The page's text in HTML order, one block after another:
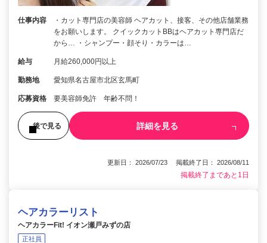
仕事内容
・カット専門店の美容師 ヘアカット、接客、その他店舗業務
をお願いします。 クイックカットBBはヘアカット専門店だ
から… ・シャンプー・顔そり・カラーは…
給与 月給260,000円以上
勤務地 愛知県名古屋市北区玄馬町
応募資格 要美容師免許 年齢不問！
後で見る 詳細を見る
更新日： 2026/07/23 掲載終了日： 2026/08/11
掲載終了まであと1日
ヘアカラーリスト
ヘアカラーFit! イオン瀬戸みずの店
正社員